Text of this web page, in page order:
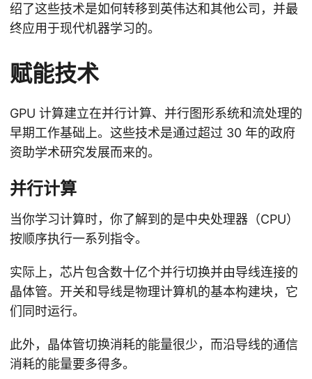
绍了这些技术是如何转移到英伟达和其他公司，并最
终应用于现代机器学习的。
赋能技术
GPU 计算建立在并行计算、并行图形系统和流处理的
早期工作基础上。这些技术是通过超过 30 年的政府
资助学术研究发展而来的。
并行计算
当你学习计算时，你了解到的是中央处理器（CPU）
按顺序执行一系列指令。
实际上，芯片包含数十亿个并行切换并由导线连接的
晶体管。开关和导线是物理计算机的基本构建块，它
们同时运行。
此外，晶体管切换消耗的能量很少，而沿导线的通信
消耗的能量要多得多。